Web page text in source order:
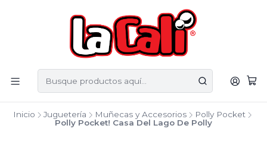
Inicio Juguetería Muñecas y Accesorios
Polly Pocket
Polly Pocket! Casa Del Lago De Polly